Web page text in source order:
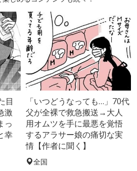
目
激
っ
幸
「いつどうなっても…」70代
父が全裸で救急搬送→大人
用オムツを手に最悪を覚悟
するアラサー娘の痛切な実
情【作者に聞く】
全国